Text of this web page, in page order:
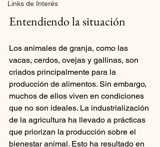
Links de Interés
Entendiendo la situación
Los animales de granja, como las
vacas, cerdos, ovejas y gallinas, son
criados principalmente para la
producción de alimentos. Sin embargo,
muchos de ellos viven en condiciones
que no son ideales. La industrialización
de la agricultura ha llevado a prácticas
que priorizan la producción sobre el
bienestar animal. Esto ha resultado en